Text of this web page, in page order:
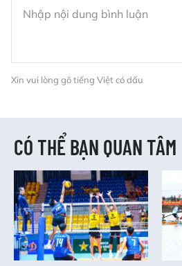
Xin vui lòng gõ tiếng Việt có dấu
CÓ THỂ BẠN QUAN TÂM